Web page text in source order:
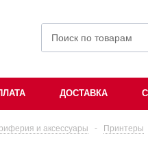
ДОСТАВКА
и аксессуары - Принтеры